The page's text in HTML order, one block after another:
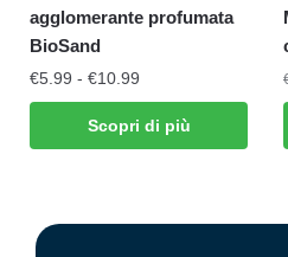
agglomerante profumata
BioSand
€5.99 - €10.99
Scopri di più